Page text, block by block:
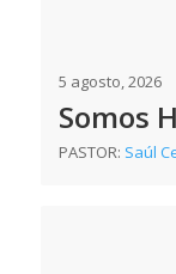
5 agosto, 2026
Somos
PASTOR: Saúl